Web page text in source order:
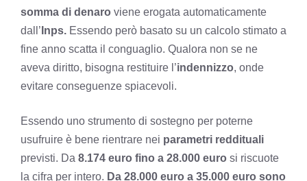
somma di denaro viene erogata automaticamente
dall’ Inps. Essendo però basato su un calcolo stimato a
fine anno scatta il conguaglio. Qualora non se ne
aveva diritto, bisogna restituire l’indennizzo, onde
evitare conseguenze spiacevoli.
Essendo uno strumento di sostegno per poterne
usufruire è bene rientrare nei parametri reddituali
previsti. Da 8.174 euro fino a 28.000 euro si riscuote
la cifra per intero. Da 28.000 euro a 35.000 euro sono